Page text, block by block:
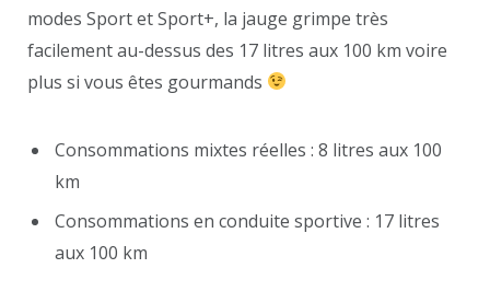
modes Sport et Sport+, la jauge grimpe très
facilement au-dessus des 17 litres aux 100 km voire
plus si vous êtes gourmands
Consommations mixtes réelles : 8 litres aux 100
km
Consommations en conduite sportive : 17 litres
aux 100 km